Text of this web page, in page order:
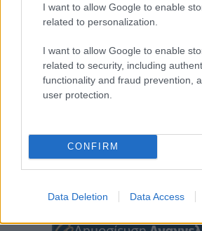
I want to allow Google to enable
related to personalization.
I want to allow Google to enable
related to security, including
functionality and fraud prevention,
user protection.
CONFIRM
Data Deletion Data Access
Με χαβίτς και τσακλία
η 2η γιορτή
Καλαμποκιού στον
Άγιο Δημήτριο
6 Αυγούστου 2026, 7:04 μμ
Γιος
6